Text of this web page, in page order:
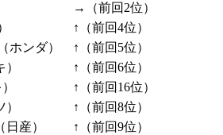
→（前回2位）
↑（前回4位）
ホンダ）
↑（前回5位）
↑（前回6位）
↑（前回16位）
↑（前回8位）
産）
↑（前回9位）